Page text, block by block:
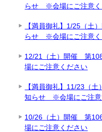
らせ ※会場にご注意く
【満員御礼】1/25（土
らせ ※会場にご注意く
12/21（土）開催 第
場にご注意ください
【満員御礼】11/23（
知らせ ※会場にご注意
10/26（土）開催 第
場にご注意ください